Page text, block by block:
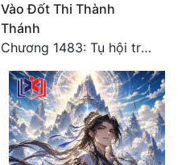
Vào Đốt Thi Thành
Thánh
Chương 1483: Tụ hội trước đại chiến